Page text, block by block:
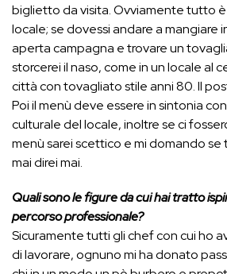
biglietto da visita. Ovviamente tutto
locale; se dovessi andare a mangiare
aperta campagna e trovare un
storcerei il naso, come in un locale al
città con tovagliato stile anni 80. Il
Poi il menù deve essere in sintonia
culturale del locale, inoltre se ci
menù sarei scettico e mi domando se
mai direi mai.
Quali sono le figure da cui hai tratto
percorso professionale?
Sicuramente tutti gli chef con cui ho
di lavorare, ognuno mi ha donato